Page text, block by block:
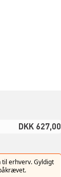
DKK 627,00
til erhverv. Gyldigt